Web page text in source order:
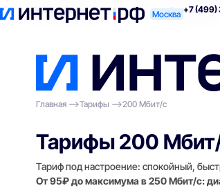
Москва +7 (499)
Поиск по адресу Для
Главная
Тарифы 200 Мбит/с
Тарифы 200
Тариф под настроение: спокойный,
От 95₽ до максимума в 250 Мбит/с: